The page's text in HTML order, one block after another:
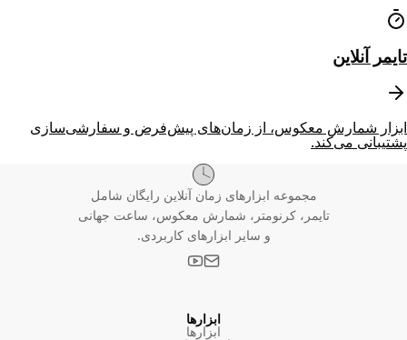
تایمر آنلاین
ابزار شمارش معکوس، از زمان‌های پیش‌فرض و سفارشی‌سازی
پشتیبانی می‌کند.
مجموعه ابزارهای زمان آنلاین رایگان شامل
تایمر، کرنومتر، شمارش معکوس، ساعت جهانی
و سایر ابزارهای کاربردی.
ابزارها
ابزارها